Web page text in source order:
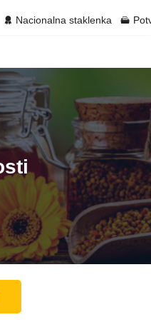
Nacionalna staklenka